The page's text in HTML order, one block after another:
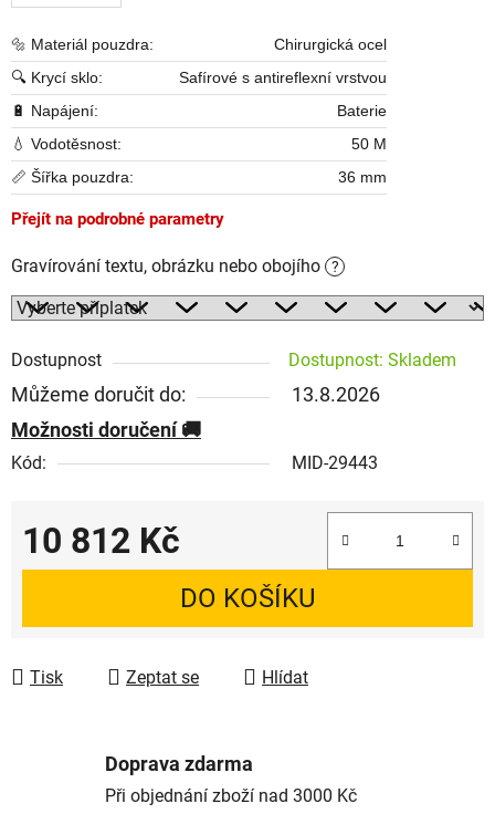
🔩 Materiál pouzdra:
Chirurgická ocel
🔍 Krycí sklo:
Safírové s antireflexní vrstvou
🔋 Napájení:
Baterie
💧 Vodotěsnost:
50 M
📏 Šířka pouzdra:
36 mm
Přejít na podrobné parametry
Gravírování textu, obrázku nebo obojího ?
Dostupnost Dostupnost: Skladem
Můžeme doručit do:
13.8.2026
Možnosti doručení
Kód: MID-29443
10 812 Kč
Měrná cena:
DO KOŠÍKU
Tisk Zeptat se Hlídat
Doprava zdarma
Při objednání zboží nad 3000 Kč